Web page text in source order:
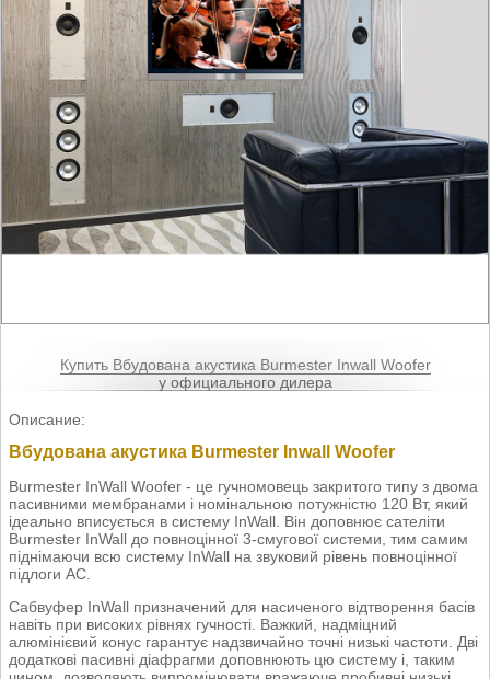
Купить Вбудована акустика Burmester Inwall Woofer
у официального дилера
Описание:
Вбудована акустика Burmester Inwall Woofer
Burmester InWall Woofer - це гучномовець закритого типу з двома
пасивними мембранами і номінальною потужністю 120 Вт, який
ідеально вписується в систему InWall. Він доповнює сателіти
Burmester InWall до повноцінної 3-смугової системи, тим самим
піднімаючи всю систему InWall на звуковий рівень повноцінної
підлоги АС.
Сабвуфер InWall призначений для насиченого відтворення басів
навіть при високих рівнях гучності. Важкий, надміцний
алюмінієвий конус гарантує надзвичайно точні низькі частоти. Дві
додаткові пасивні діафрагми доповнюють цю систему і, таким